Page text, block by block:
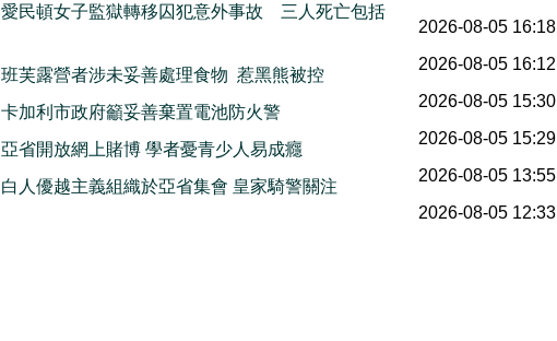
愛民頓女子監獄轉移囚犯意外事故 三人死亡包括
班芙露營者涉未妥善處理食物 惹黑熊被控
卡加利市政府籲妥善棄置電池防火警
亞省開放網上賭博 學者憂青少人易成癮
白人優越主義組織於亞省集會 皇家騎警關注
2026-08-05 16:18
2026-08-05 16:12
2026-08-05 15:30
2026-08-05 15:29
2026-08-05 13:55
2026-08-05 12:33